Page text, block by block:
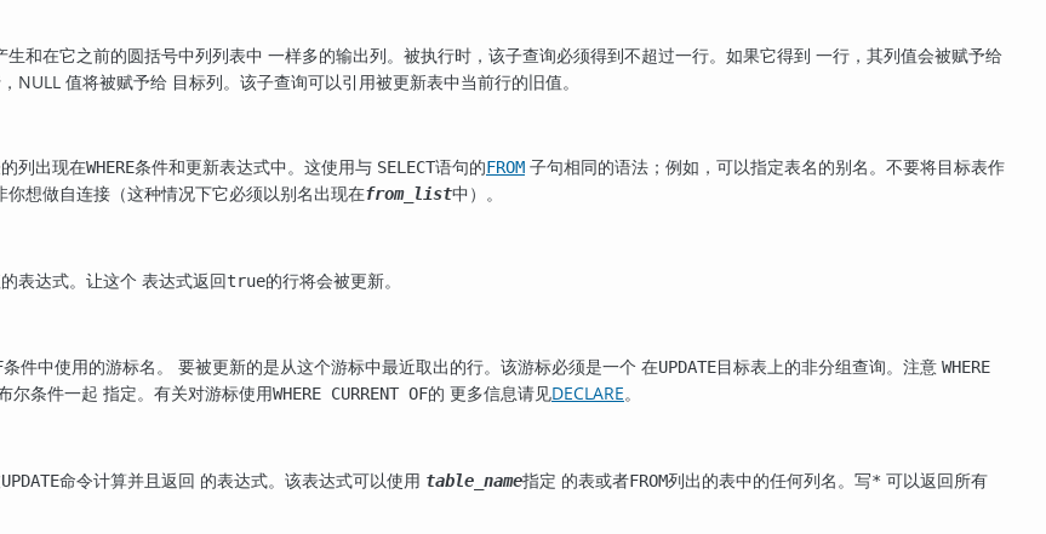
生和在它之前的圆括号中列列表中 一样多的输出列。被执行时，该子查询必须得到不超过一行。如果它得到 一行，其列值会被赋予给
NULL 值将被赋予给 目标列。该子查询可以引用被更新表中当前行的旧值。
列出现在WHERE条件和更新表达式中。这使用与 SELECT语句的FROM 子句相同的语法；例如，可以指定表名的别名。不要将目标表作
你想做自连接（这种情况下它必须以别名出现在from_list中）。
表达式。让这个 表达式返回true的行将会被更新。
条件中使用的游标名。 要被更新的是从这个游标中最近取出的行。该游标必须是一个 在UPDATE目标表上的非分组查询。注意 WHERE
尔条件一起 指定。有关对游标使用WHERE CURRENT OF的 更多信息请见DECLARE。
UPDATE命令计算并且返回 的表达式。该表达式可以使用 table_name指定 的表或者FROM列出的表中的任何列名。写* 可以返回所有